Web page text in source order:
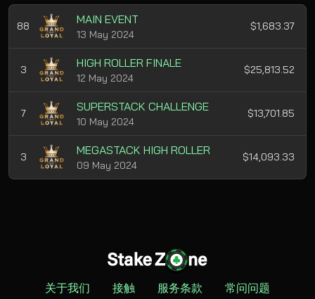
88 MAIN EVENT
13 May 2024
$1,683.37
3 HIGH ROLLER FINALE
12 May 2024
$25,813.52
7 SUPERSTACK CHALLENGE
10 May 2024
$13,701.85
3 MEGASTACK HIGH ROLLER
09 May 2024
$14,093.33
关于我们 接触 服务条款 常问问题